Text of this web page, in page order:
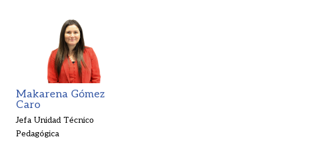
Makarena Gómez
Caro
Jefa Unidad Técnico
Pedagógica